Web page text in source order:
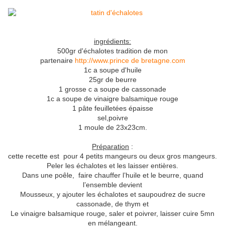
ingrédients:
500gr d'échalotes tradition de mon
partenaire http://www.prince de bretagne.com
1c a soupe d'huile
25gr de beurre
1 grosse c a soupe de cassonade
1c a soupe de vinaigre balsamique rouge
1 pâte feuilletées épaisse
sel,poivre
1 moule de 23x23cm.
Préparation :
cette recette est pour 4 petits mangeurs ou deux gros mangeurs.
Peler les échalotes et les laisser entières.
Dans une poêle, faire chauffer l’huile et le beurre, quand
l’ensemble devient
Mousseux, y ajouter les échalotes et saupoudrez de sucre
cassonade, de thym et
Le vinaigre balsamique rouge, saler et poivrer, laisser cuire 5mn
en mélangeant.